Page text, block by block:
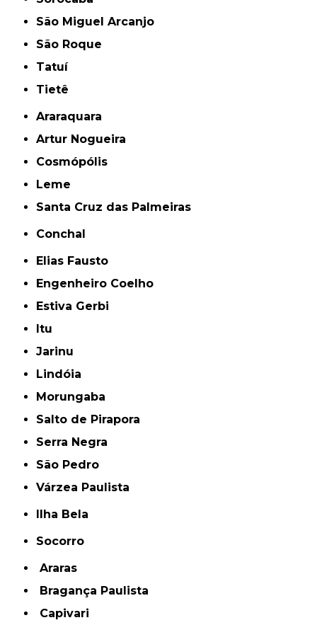
São Miguel Arcanjo
São Roque
Tatuí
Tietê
Araraquara
Artur Nogueira
Cosmópólis
Leme
Santa Cruz das Palmeiras
Conchal
Elias Fausto
Engenheiro Coelho
Estiva Gerbi
Itu
Jarinu
Lindóia
Morungaba
Salto de Pirapora
Serra Negra
São Pedro
Várzea Paulista
Ilha Bela
Socorro
Araras
Bragança Paulista
Capivari